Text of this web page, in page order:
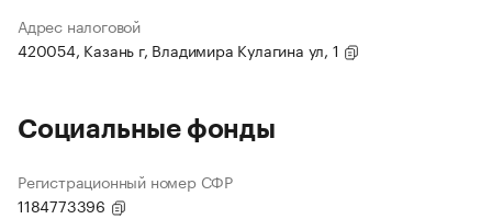
Адрес налоговой
420054, Казань г, Владимира Кулагина ул, 1
Социальные фонды
Регистрационный номер СФР
1184773396